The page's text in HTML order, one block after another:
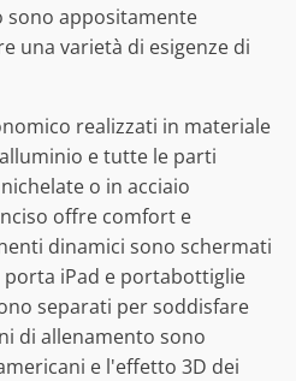
sono appositamente
una varietà di esigenze di
realizzati in materiale
e tutte le parti
o in acciaio
offre comfort e
dinamici sono schermati
porta iPad e portabottiglie
separati per soddisfare
di allenamento sono
e l'effetto 3D dei